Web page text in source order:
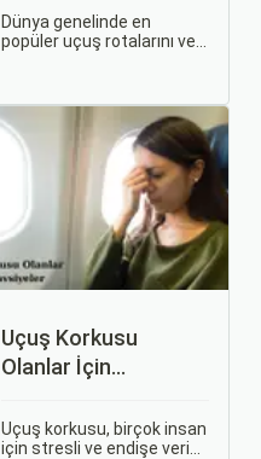
Dünya genelinde en
popüler uçuş rotalarını ve
kapsamlı bir konudur. En
popüler rotalar, çeşitli
faktörlere bağlı olarak
değişebilir; bunlar arasında
ekonomik durumlar, turizm
trendleri ve uluslararası
ilişkiler bulunmaktadır.
Uçuş Korkusu
Olanlar İçin
Uçuş korkusu, birçok insan
için stresli ve endişe verici